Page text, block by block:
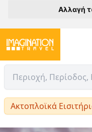
Αλλαγή
Ακτοπλοϊκά